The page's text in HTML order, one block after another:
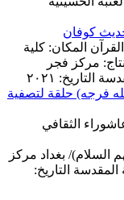
كوفان
المكان: كلية
مركز فجر
٢٠٢١
فرجه) حلقة لتصفية
الثقافي
السلام)/ بغداد مركز
التاريخ: